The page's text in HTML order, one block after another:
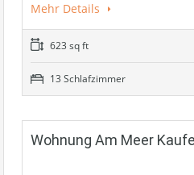
Mehr Details
623 sq ft
13 Schlafzimmer
Wohnung Am Meer